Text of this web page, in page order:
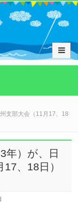
支部大会（11月17、18
年）が、日
、18日）